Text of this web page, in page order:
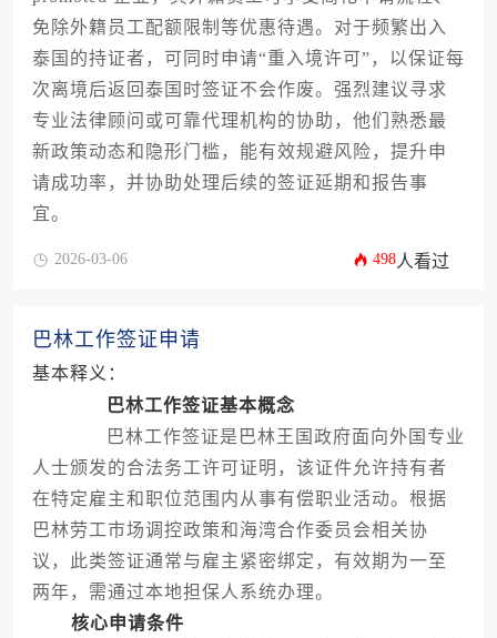
免除外籍员工配额限制等优惠待遇。对于频繁出入
泰国的持证者，可同时申请“重入境许可”，以保证每
次离境后返回泰国时签证不会作废。强烈建议寻求
专业法律顾问或可靠代理机构的协助，他们熟悉最
新政策动态和隐形门槛，能有效规避风险，提升申
请成功率，并协助处理后续的签证延期和报告事
宜。
2026-03-06 498人看过
巴林工作签证申请
基本释义：
巴林工作签证基本概念
巴林工作签证是巴林王国政府面向外国专业
人士颁发的合法务工许可证明，该证件允许持有者
在特定雇主和职位范围内从事有偿职业活动。根据
巴林劳工市场调控政策和海湾合作委员会相关协
议，此类签证通常与雇主紧密绑定，有效期为一至
两年，需通过本地担保人系统办理。
核心申请条件